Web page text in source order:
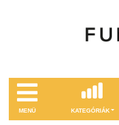
MENÜ KATEGÓRIÁK